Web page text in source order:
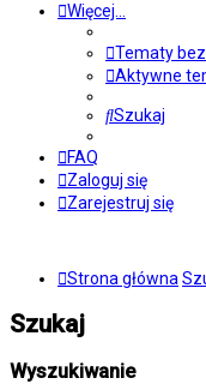
Więcej…
Tematy
Aktywne
Szukaj
FAQ
Zaloguj się
Zarejestruj się
Strona główna
Szukaj
Wyszukiwanie